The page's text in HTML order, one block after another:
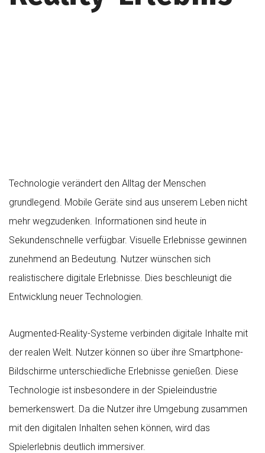
Technologie verändert den Alltag der Menschen
grundlegend. Mobile Geräte sind aus unserem Leben nicht
mehr wegzudenken. Informationen sind heute in
Sekundenschnelle verfügbar. Visuelle Erlebnisse gewinnen
zunehmend an Bedeutung. Nutzer wünschen sich
realistischere digitale Erlebnisse. Dies beschleunigt die
Entwicklung neuer Technologien.
Augmented-Reality-Systeme verbinden digitale Inhalte mit
der realen Welt. Nutzer können so über ihre Smartphone-
Bildschirme unterschiedliche Erlebnisse genießen. Diese
Technologie ist insbesondere in der Spieleindustrie
bemerkenswert. Da die Nutzer ihre Umgebung zusammen
mit den digitalen Inhalten sehen können, wird das
Spielerlebnis deutlich immersiver.